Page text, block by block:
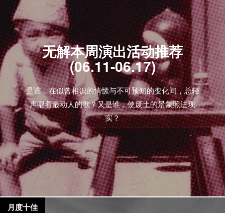
无解本周演出活动推荐
(06.11-06.17)
是谁，在似曾相识的情愫与不可预知的变化间，总轻
声唱着最动人的歌？又是谁，使废土的景象照进现
实？
月度十佳